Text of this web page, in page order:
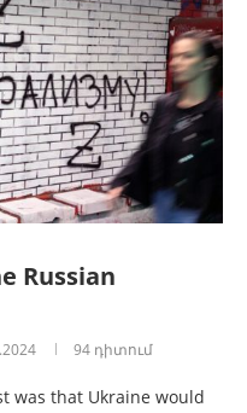
Russian
94 դիտում
was that Ukraine would